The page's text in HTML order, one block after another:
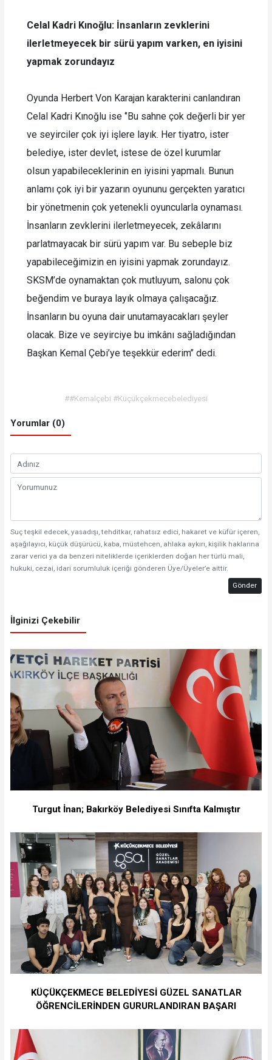
Celal Kadri Kınoğlu: İnsanların zevklerini
ilerletmeyecek bir sürü yapım varken, en iyisini
yapmak zorundayız
Oyunda Herbert Von Karajan karakterini canlandıran
Celal Kadri Kınoğlu ise ‘’Bu sahne çok değerli bir yer
ve seyirciler çok iyi işlere layık. Her tiyatro, ister
belediye, ister devlet, istese de özel kurumlar
olsun yapabileceklerinin en iyisini yapmalı. Bunun
anlamı çok iyi bir yazarın oyununu gerçekten yaratıcı
bir yönetmenin çok yetenekli oyuncularla oynaması.
İnsanların zevklerini ilerletmeyecek, zekâlarını
parlatmayacak bir sürü yapım var. Bu sebeple biz
yapabileceğimizin en iyisini yapmak zorundayız.
SKSM’de oynamaktan çok mutluyum, salonu çok
beğendim ve buraya layık olmaya çalışacağız.
İnsanların bu oyuna dair unutamayacakları şeyler
olacak. Bize ve seyirciye bu imkânı sağladığından
Başkan Kemal Çebi’ye teşekkür ederim’’ dedi.
##Kemalçebi #Küçükçekmecebelediyesi
Yorumlar (0)
Suç teşkil edecek, yasadışı, tehditkar, rahatsız edici, hakaret ve küfür içeren,
aşağılayıcı, küçük düşürücü, kaba, müstehcen, ahlaka aykırı, kişilik haklarına
zarar verici ya da benzeri niteliklerde içeriklerden doğan her türlü mali,
hukuki, cezai, idari sorumluluk içeriği gönderen Üye/Üyeler’e aittir.
Gönder
İlginizi Çekebilir
Turgut İnan; Bakırköy Belediyesi Sınıfta Kalmıştır
KÜÇÜKÇEKMECE BELEDİYESİ GÜZEL SANATLAR
ÖĞRENCİLERİNDEN GURURLANDIRAN BAŞARI